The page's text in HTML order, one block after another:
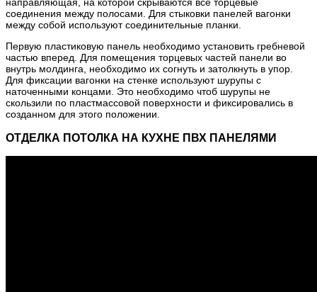
соединения между полосами. Для стыковки панелей вагонки
между собой используют соединительные планки.
Первую пластиковую панель необходимо установить гребневой
частью вперед. Для помещения торцевых частей панели во
внутрь молдинга, необходимо их согнуть и затолкнуть в упор.
Для фиксации вагонки на стенке используют шурупы с
наточенными концами. Это необходимо чтоб шурупы не
скользили по пластмассовой поверхности и фиксировались в
созданном для этого положении.
ОТДЕЛКА ПОТОЛКА НА КУХНЕ ПВХ ПАНЕЛЯМИ